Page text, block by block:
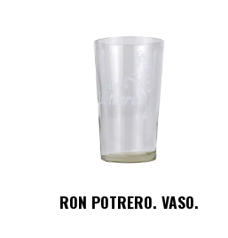
RON POTRERO. VASO.